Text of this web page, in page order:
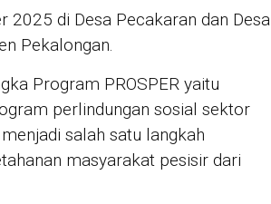
2025 di Desa Pecakaran dan Desa
Pekalongan.
Program PROSPER yaitu
perlindungan sosial sektor
salah satu langkah
masyarakat pesisir dari